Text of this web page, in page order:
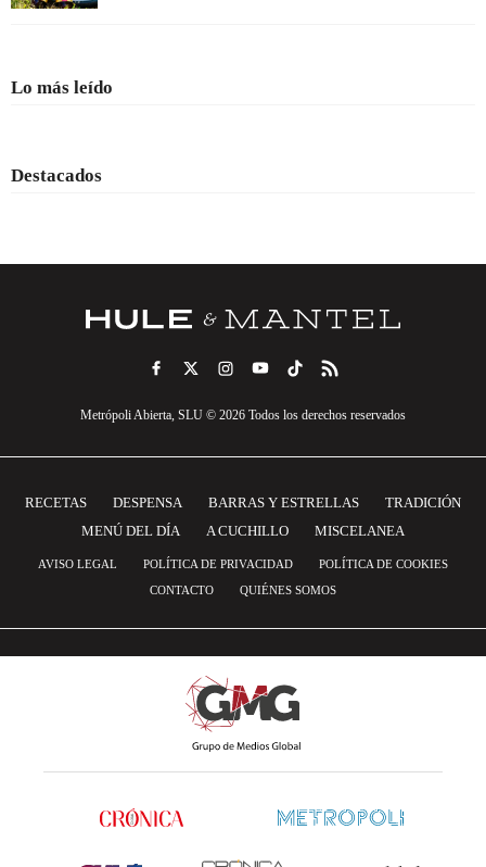
Lo más leído
Destacados
Metrópoli Abierta, SLU © 2026 Todos los derechos reservados
RECETAS DESPENSA BARRAS Y ESTRELLAS
TRADICIÓN
MENÚ DEL DÍA
A CUCHILLO MISCELANEA
AVISO LEGAL POLÍTICA DE PRIVACIDAD
POLÍTICA DE COOKIES
CONTACTO
QUIÉNES SOMOS